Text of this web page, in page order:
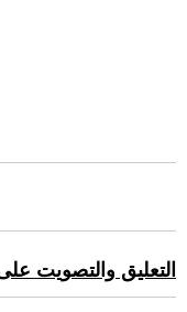
التعليق والتصويت